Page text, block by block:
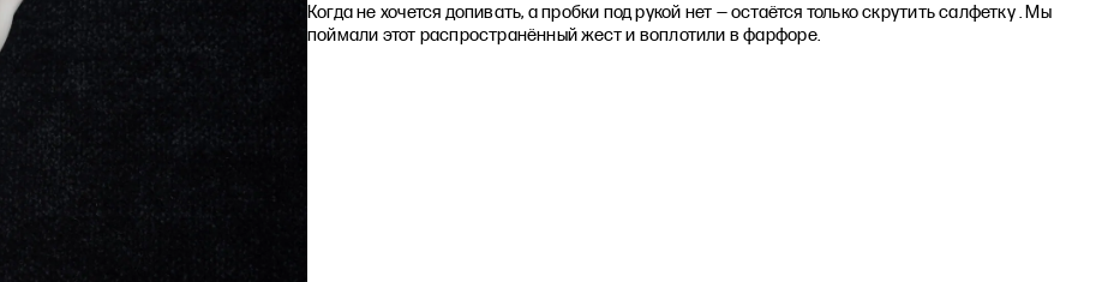
Когда не хочется допивать, а пробки под рукой нет — остаётся только скрутить салфетку . Мы
поймали этот распространённый жест и воплотили в фарфоре.